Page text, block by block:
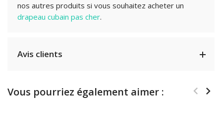
nos autres produits si vous souhaitez acheter un
drapeau cubain pas cher.
Avis clients
Vous pourriez également aimer :